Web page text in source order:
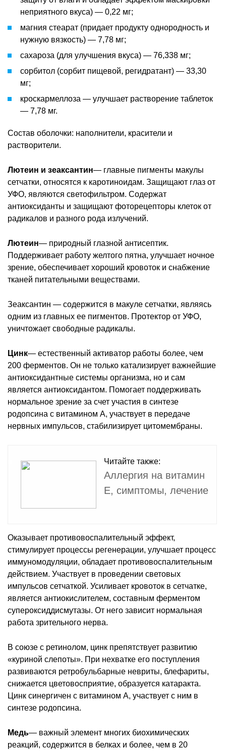
неприятного вкуса) — 0,22 мг;
магния стеарат (придает продукту однородность и
нужную вязкость) — 7,78 мг;
сахароза (для улучшения вкуса) — 76,338 мг;
сорбитол (сорбит пищевой, регидратант) — 33,30
мг;
кроскармеллоза — улучшает растворение таблеток
— 7,78 мг.
Состав оболочки: наполнители, красители и
растворители.
Лютеин и зеаксантин— главные пигменты макулы
сетчатки, относятся к каротиноидам. Защищают глаз от
УФО, являются светофильтром. Содержат
антиоксиданты и защищают фоторецепторы клеток от
радикалов и разного рода излучений.
Лютеин— природный глазной антисептик.
Поддерживает работу желтого пятна, улучшает ночное
зрение, обеспечивает хороший кровоток и снабжение
тканей питательными веществами.
Зеаксантин — содержится в макуле сетчатки, являясь
одним из главных ее пигментов. Протектор от УФО,
уничтожает свободные радикалы.
Цинк— естественный активатор работы более, чем
200 ферментов. Он не только катализирует важнейшие
антиоксидантные системы организма, но и сам
является антиоксидантом. Помогает поддерживать
нормальное зрение за счет участия в синтезе
родопсина с витамином A, участвует в передаче
нервных импульсов, стабилизирует цитомембраны.
Читайте также:
Аллергия на витамин
E, симптомы, лечение
Оказывает противовоспалительный эффект,
стимулирует процессы регенерации, улучшает процесс
иммуномодуляции, обладает противовоспалительным
действием. Участвует в проведении световых
импульсов сетчаткой. Усиливает кровоток в сетчатке,
является антиокислителем, составным ферментом
супероксиддисмутазы. От него зависит нормальная
работа зрительного нерва.
В союзе с ретинолом, цинк препятствует развитию
«куриной слепоты». При нехватке его поступления
развиваются ретробульбарные невриты, блефариты,
снижается цветовосприятие, образуется катаракта.
Цинк синергичен с витамином A, участвует с ним в
синтезе родопсина.
Медь— важный элемент многих биохимических
реакций, содержится в белках и более, чем в 20